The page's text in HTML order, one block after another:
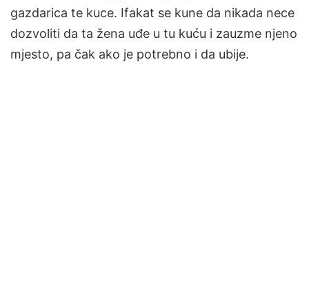
gazdarica te kuce. Ifakat se kune da nikada nece
dozvoliti da ta žena uđe u tu kuću i zauzme njeno
mjesto, pa čak ako je potrebno i da ubije.